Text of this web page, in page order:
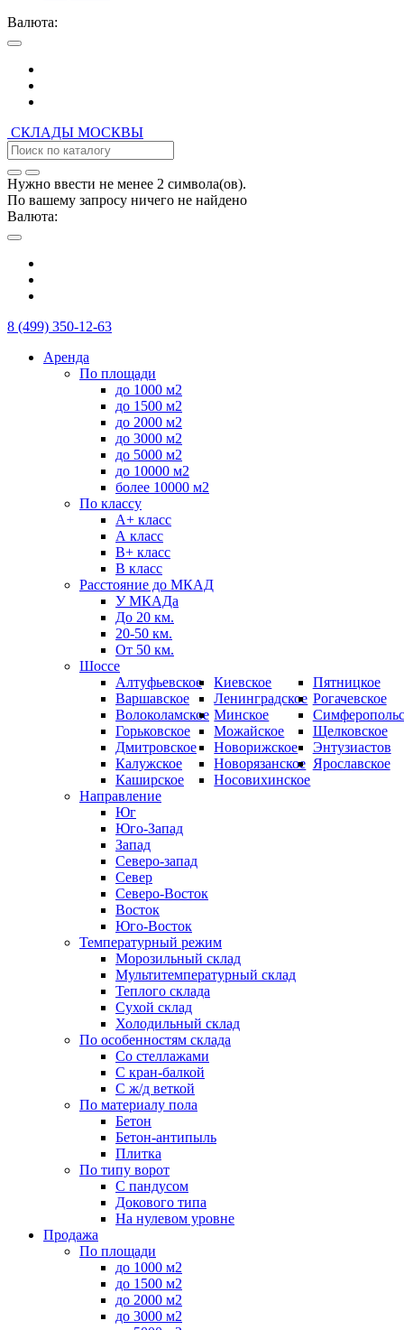
Валюта:
СКЛАДЫ МОСКВЫ
Нужно ввести не менее 2 символа(ов).
По вашему запросу ничего не найдено
Валюта:
8 (499) 350-12-63
Аренда
По площади
до 1000 м2
до 1500 м2
до 2000 м2
до 3000 м2
до 5000 м2
до 10000 м2
более 10000 м2
По классу
А+ класс
А класс
B+ класс
В класс
Расстояние до МКАД
У МКАДа
До 20 км.
20-50 км.
От 50 км.
Шоссе
Алтуфьевское
Варшавское
Волоколамское
Горьковское
Дмитровское
Калужское
Каширское
Киевское
Ленинградское
Минское
Можайское
Новорижское
Новорязанское
Носовихинское
Пятницкое
Рогачевское
Щелковское
Энтузиастов
Ярославское
Направление
Юг
Юго-Запад
Запад
Северо-запад
Север
Северо-Восток
Восток
Юго-Восток
Температурный режим
Морозильный склад
Мультитемпературный склад
Теплого склада
Сухой склад
Холодильный склад
По особенностям склада
Со стеллажами
С кран-балкой
С ж/д веткой
По материалу пола
Бетон
Бетон-антипыль
Плитка
По типу ворот
С пандусом
Докового типа
На нулевом уровне
Продажа
По площади
до 1000 м2
до 1500 м2
до 2000 м2
до 3000 м2